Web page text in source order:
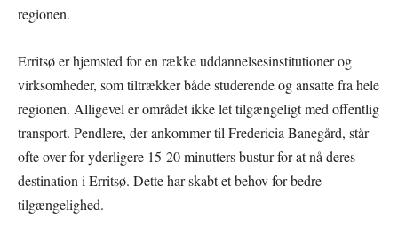
regionen.
Erritsø er hjemsted for en række uddannelsesinstitutioner og
virksomheder, som tiltrækker både studerende og ansatte fra hele
regionen. Alligevel er området ikke let tilgængeligt med offentlig
transport. Pendlere, der ankommer til Fredericia Banegård, står
ofte over for yderligere 15-20 minutters bustur for at nå deres
destination i Erritsø. Dette har skabt et behov for bedre
tilgængelighed.